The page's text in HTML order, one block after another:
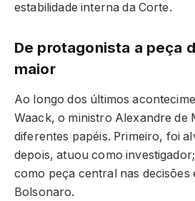
estabilidade interna da Corte.
De protagonista a peça
maior
Ao longo dos últimos
Waack, o ministro Alexandre de
diferentes papéis. Primeiro, foi
depois, atuou como
como peça central nas decisões
Bolsonaro.